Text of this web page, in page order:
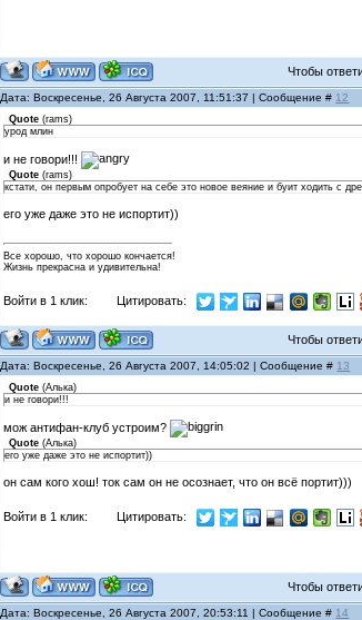
Чтобы
Дата: Воскресенье, 26 Августа 2007, 11:51:37 | Сообщение # 12
Quote (rams)
урод млин
и не говори!!!
Quote (rams)
кстати, он первым опробует на себе это новое веяние и буит ходить с
его уже даже это не испортит))
Все хорошо, что хорошо кончается!
Жизнь прекрасна и удивительна!
Войти в 1 клик: Цитировать:
Чтобы
Дата: Воскресенье, 26 Августа 2007, 14:05:02 | Сообщение # 13
Quote (Алька)
и не говори!!!
мож антифан-клуб устроим?
Quote (Алька)
его уже даже это не испортит))
он сам кого хош! ток сам он не осознает, что он всё портит)))
Войти в 1 клик: Цитировать:
Чтобы
Дата: Воскресенье, 26 Августа 2007, 20:53:11 | Сообщение # 14